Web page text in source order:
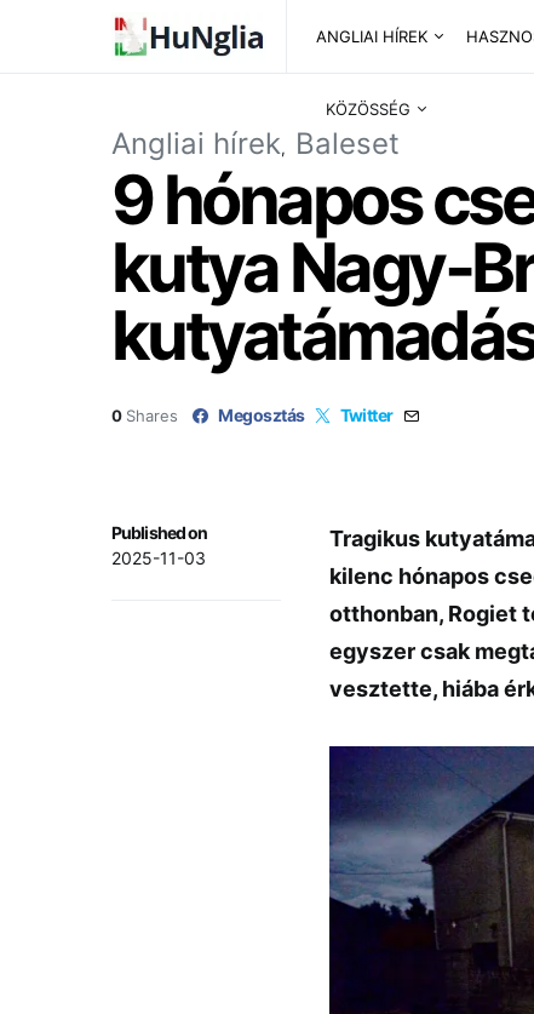
ANGLIAI HÍREK
KÖZÖSSÉG
Angliai hírek Baleset
9 hónapos
kutya Nagy-
0 Shares Megosztás Twitter
Published on
2025-11-03
Tragikus
kilenc hónapos
otthonban, Rogiet
egyszer csak
vesztette, hiába